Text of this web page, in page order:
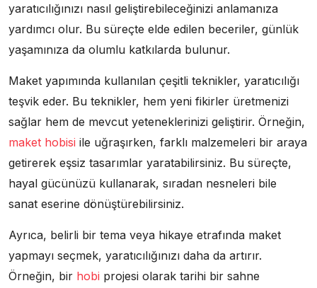
yaratıcılığınızı nasıl geliştirebileceğinizi anlamanıza
yardımcı olur. Bu süreçte elde edilen beceriler, günlük
yaşamınıza da olumlu katkılarda bulunur.
Maket yapımında kullanılan çeşitli teknikler, yaratıcılığı
teşvik eder. Bu teknikler, hem yeni fikirler üretmenizi
sağlar hem de mevcut yeteneklerinizi geliştirir. Örneğin,
maket hobisi ile uğraşırken, farklı malzemeleri bir araya
getirerek eşsiz tasarımlar yaratabilirsiniz. Bu süreçte,
hayal gücünüzü kullanarak, sıradan nesneleri bile
sanat eserine dönüştürebilirsiniz.
Ayrıca, belirli bir tema veya hikaye etrafında maket
yapmayı seçmek, yaratıcılığınızı daha da artırır.
Örneğin, bir hobi projesi olarak tarihi bir sahne